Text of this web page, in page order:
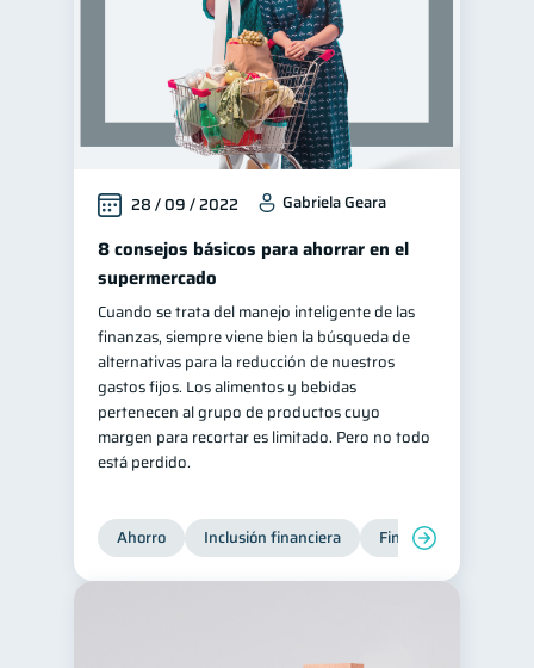
28 / 09 / 2022 Gabriela Geara
8 consejos básicos para ahorrar en el
supermercado
Cuando se trata del manejo inteligente de las
finanzas, siempre viene bien la búsqueda de
alternativas para la reducción de nuestros
gastos fijos. Los alimentos y bebidas
pertenecen al grupo de productos cuyo
margen para recortar es limitado. Pero no todo
está perdido.
Ahorro Inclusión financiera Finanzas para jóvenes